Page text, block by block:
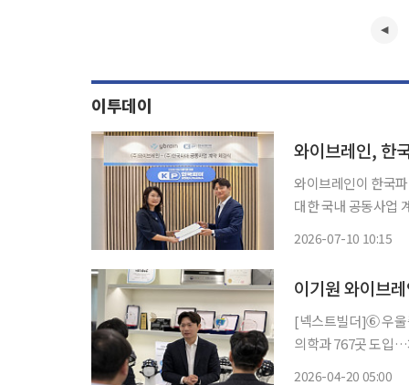
이투데이
와이브레인, 한
와이브레인이 한국
대한 국내 공동사업 계약을 체결했
2026-07-10 10:15
[넥스트빌더]⑥ 우울증
의학과 767곳 도입
2026-04-20 05:00